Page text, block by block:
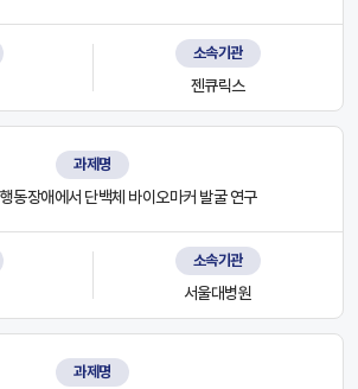
소속기관
젠큐릭스
과제명
동장애에서 단백체 바이오마커 발굴 연구
소속기관
서울대병원
과제명